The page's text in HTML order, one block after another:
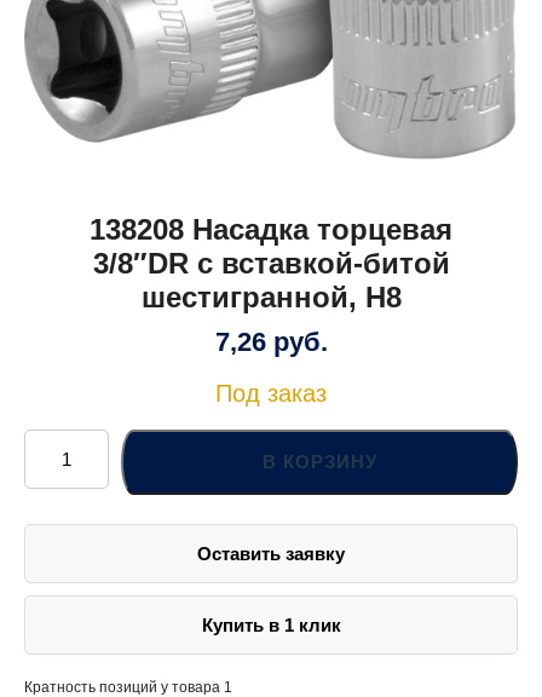
138208 Насадка торцевая
3/8″DR с вставкой-битой
шестигранной, H8
7,26 руб.
Под заказ
Количество
товара
138208
Насадка
3/8"DR
шестигранной,
В КОРЗИНУ
Оставить заявку
Купить в 1 клик
Кратность позиций у товара 1